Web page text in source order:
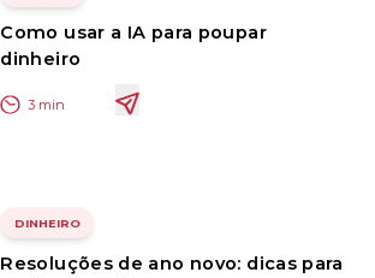
Como usar a IA para poupar
dinheiro
3 min
DINHEIRO
Resoluções de ano novo: dicas para